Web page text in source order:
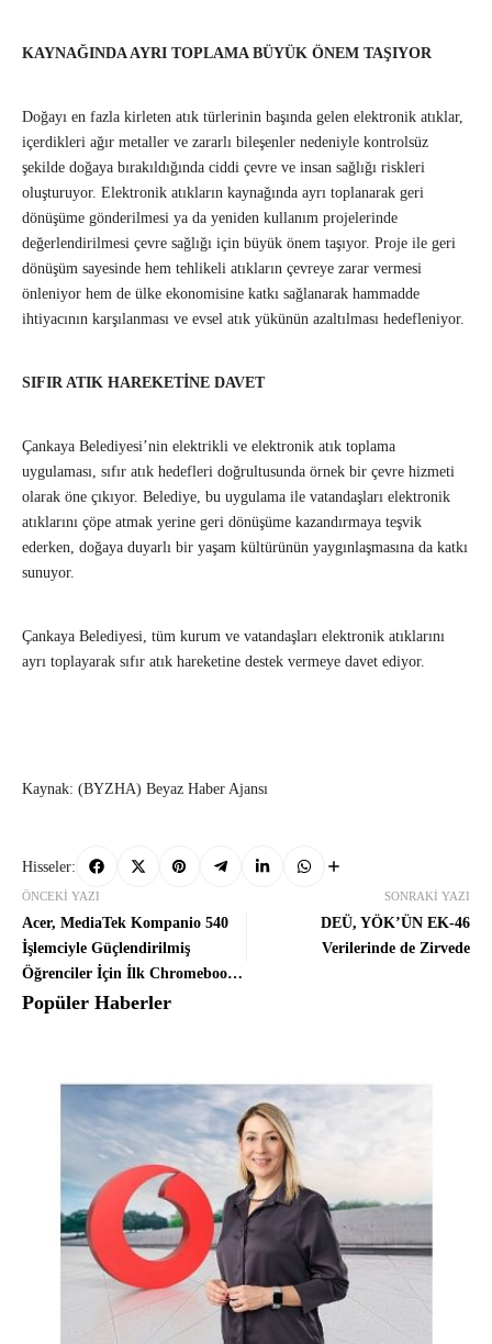
KAYNAĞINDA AYRI TOPLAMA BÜYÜK ÖNEM TAŞIYOR
Doğayı en fazla kirleten atık türlerinin başında gelen elektronik atıklar,
içerdikleri ağır metaller ve zararlı bileşenler nedeniyle kontrolsüz
şekilde doğaya bırakıldığında ciddi çevre ve insan sağlığı riskleri
oluşturuyor. Elektronik atıkların kaynağında ayrı toplanarak geri
dönüşüme gönderilmesi ya da yeniden kullanım projelerinde
değerlendirilmesi çevre sağlığı için büyük önem taşıyor. Proje ile geri
dönüşüm sayesinde hem tehlikeli atıkların çevreye zarar vermesi
önleniyor hem de ülke ekonomisine katkı sağlanarak hammadde
ihtiyacının karşılanması ve evsel atık yükünün azaltılması hedefleniyor.
SIFIR ATIK HAREKETİNE DAVET
Çankaya Belediyesi’nin elektrikli ve elektronik atık toplama
uygulaması, sıfır atık hedefleri doğrultusunda örnek bir çevre hizmeti
olarak öne çıkıyor. Belediye, bu uygulama ile vatandaşları elektronik
atıklarını çöpe atmak yerine geri dönüşüme kazandırmaya teşvik
ederken, doğaya duyarlı bir yaşam kültürünün yaygınlaşmasına da katkı
sunuyor.
Çankaya Belediyesi, tüm kurum ve vatandaşları elektronik atıklarını
ayrı toplayarak sıfır atık hareketine destek vermeye davet ediyor.
Kaynak: (BYZHA) Beyaz Haber Ajansı
Hisseler:
ÖNCEKI YAZI
Acer, MediaTek Kompanio 540
İşlemciyle Güçlendirilmiş
Öğrenciler İçin İlk Chromebook
Modellerini Tanıttı
SONRAKI YAZI
DEÜ, YÖK’ÜN EK-46
Verilerinde de Zirvede
Popüler Haberler